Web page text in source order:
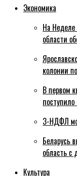
Экономика
На Неделе
области
колонии
В первом
3-НДФЛ
Беларусь
область с
Культура